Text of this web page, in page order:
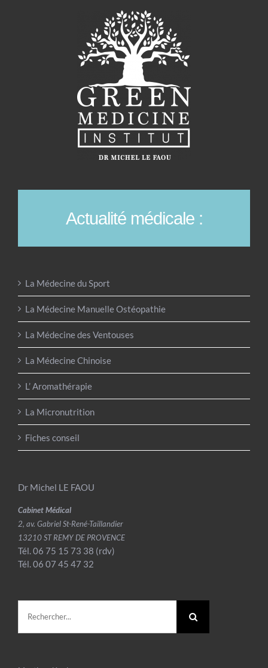
Actualité médicale :
La Médecine du Sport
La Médecine Manuelle Ostéopathie
La Médecine des Ventouses
La Médecine Chinoise
L’ Aromathérapie
La Micronutrition
Fiches conseil
Dr Michel LE FAOU
Cabinet Médical
2, av. Gabriel St-René-Taillandier
13210 ST REMY DE PROVENCE
Tél. 06 75 15 73 38 (rdv)
Tél. 06 07 45 47 32